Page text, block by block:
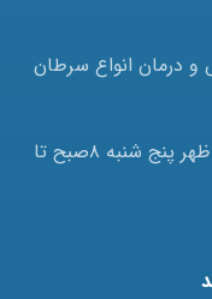
انواع سرطان
شنبه - چهارشنبه ۸ صبح تا ۵ بعد از ظهر پنج شنبه ۸صبح تا